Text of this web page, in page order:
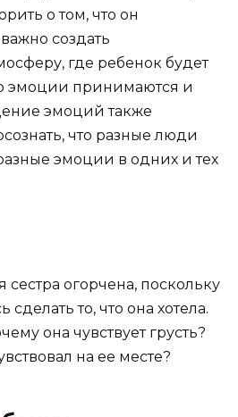
о том, что он
создать
где ребенок будет
эмоции принимаются и
эмоций также
что разные люди
эмоции в одних и тех
сестра огорчена, поскольку
то, что она хотела.
она чувствует грусть?
на ее месте?